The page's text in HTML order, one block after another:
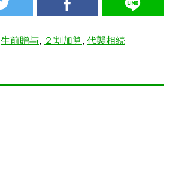
生前贈与, ２割加算, 代襲相続